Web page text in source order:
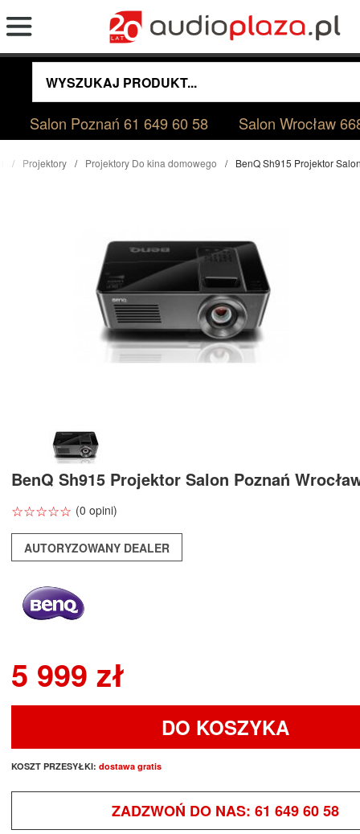
Salon Poznań61 649 60 58 Salon Wrocław
Projektory Projektory Do kina domowego BenQ Sh915 Projektor
BenQ Sh915 Projektor Salon Poznań
☆☆☆☆☆
★★★★★ (0 opini)
AUTORYZOWANY DEALER
5 999 zł
DO KOSZYKA
KOSZT PRZESYŁKI: dostawa gratis
ZADZWOŃ DO NAS: 61 649 60 58